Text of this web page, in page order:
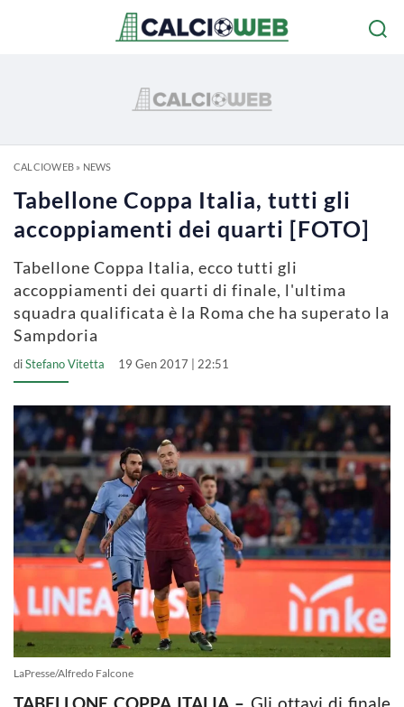
CALCIOWEB» NEWS
Tabellone Coppa Italia, tutti gli
accoppiamenti dei quarti [FOTO]
Tabellone Coppa Italia, ecco tutti gli
accoppiamenti dei quarti di finale, l'ultima
squadra qualificata è la Roma che ha superato la
Sampdoria
diStefano Vitetta 19 Gen 2017 | 22:51
LaPresse/Alfredo Falcone
TABELLONE COPPA ITALIA – Gli ottavi di finale